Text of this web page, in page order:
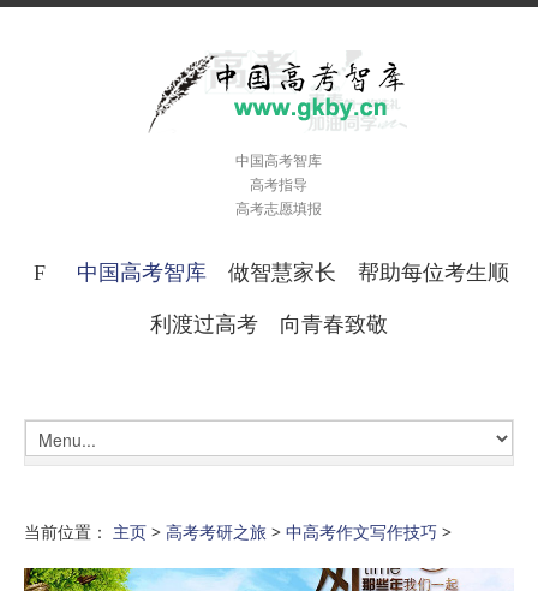
中国高考智库
高考指导
高考志愿填报
中国高考智库做智慧家长 帮助每位考生顺
利渡过高考 向青春致敬
当前位置： 主页 > 高考考研之旅 > 中高考作文写作技巧 >